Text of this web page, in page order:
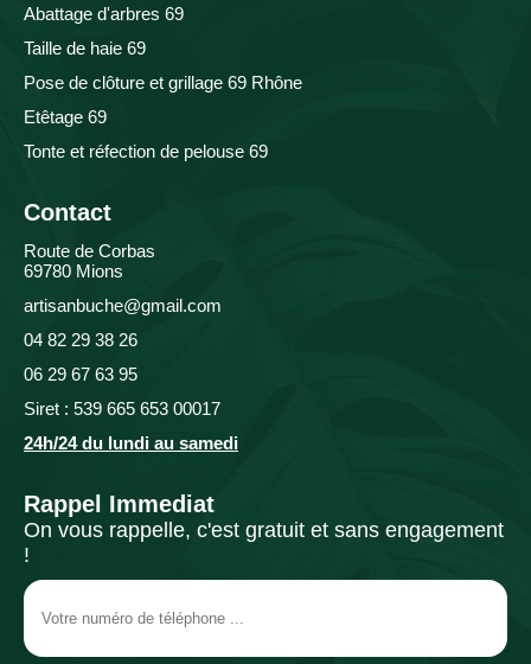
Abattage d'arbres 69
Taille de haie 69
Pose de clôture et grillage 69 Rhône
Etêtage 69
Tonte et réfection de pelouse 69
Contact
Route de Corbas
69780 Mions
artisanbuche@gmail.com
04 82 29 38 26
06 29 67 63 95
Siret : 539 665 653 00017
24h/24 du lundi au samedi
Rappel Immediat
On vous rappelle, c'est gratuit et sans engagement
!